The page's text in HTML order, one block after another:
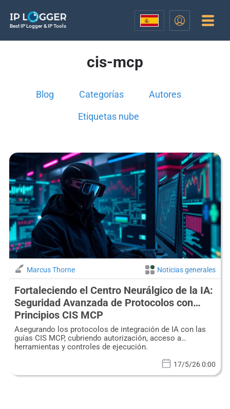
Best IP Logger & IP Tools
cis-mcp
Blog Categorías Autores
Etiquetas nube
Marcus Thorne Noticias generales
Fortaleciendo el Centro Neurálgico de la IA:
Seguridad Avanzada de Protocolos con
Principios CIS MCP
Asegurando los protocolos de integración de IA con las
guías CIS MCP, cubriendo autorización, acceso a
herramientas y controles de ejecución.
17/5/26 0:00